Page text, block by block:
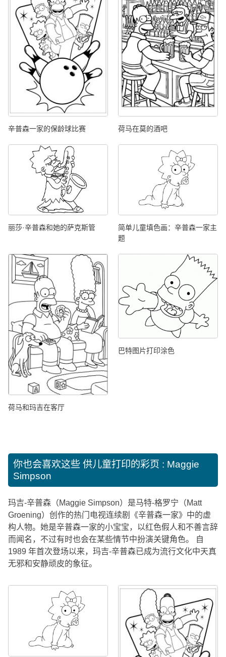
辛普森一家的保龄球比赛 荷马在莫的酒吧
丽莎·辛普森和她的萨克斯管
简单儿童填色画：辛普森一家主
题
荷马和玛吉在客厅
巴特图片打印涂色
你也会喜欢这些 供儿童打印的彩页 : Maggie
Simpson
玛吉-辛普森（Maggie Simpson）是马特-格罗宁（Matt
Groening）创作的热门电视连续剧《辛普森一家》中的虚
构人物。她是辛普森一家的小宝宝，以红色假人和不善言辞
而闻名，不过有时也会在某些情节中扮演关键角色。 自
1989 年首次登场以来，玛吉-辛普森已成为流行文化中天真
无邪和安静顽皮的象征。